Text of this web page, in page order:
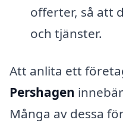
offerter, så att
och tjänster.
Att anlita ett
Pershagen
Många av dessa